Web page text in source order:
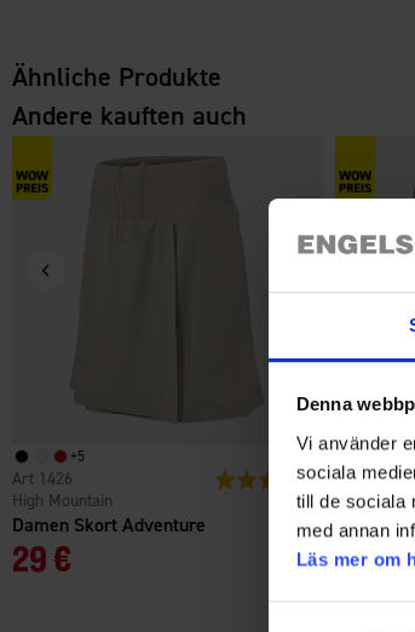
Denna
Vi använder
sociala
till de sociala
med annan
Läs mer om
Ähnliche Produkte
Andere kauften auch
+5
Damen Skort Adventure
High Mountain
1426
29 €
Bewertung: 4.7 von 5
+ 5
Damen
High
1426
29 €